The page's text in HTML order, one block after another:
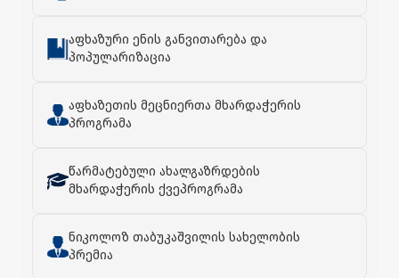
აფხაზური ენის განვითარება და
პოპულარიზაცია
აფხაზეთის მეცნიერთა მხარდაჭერის
პროგრამა
წარმატებული ახალგაზრდების
მხარდაჭერის ქვეპროგრამა
ნიკოლოზ თაბუკაშვილის სახელობის
პრემია